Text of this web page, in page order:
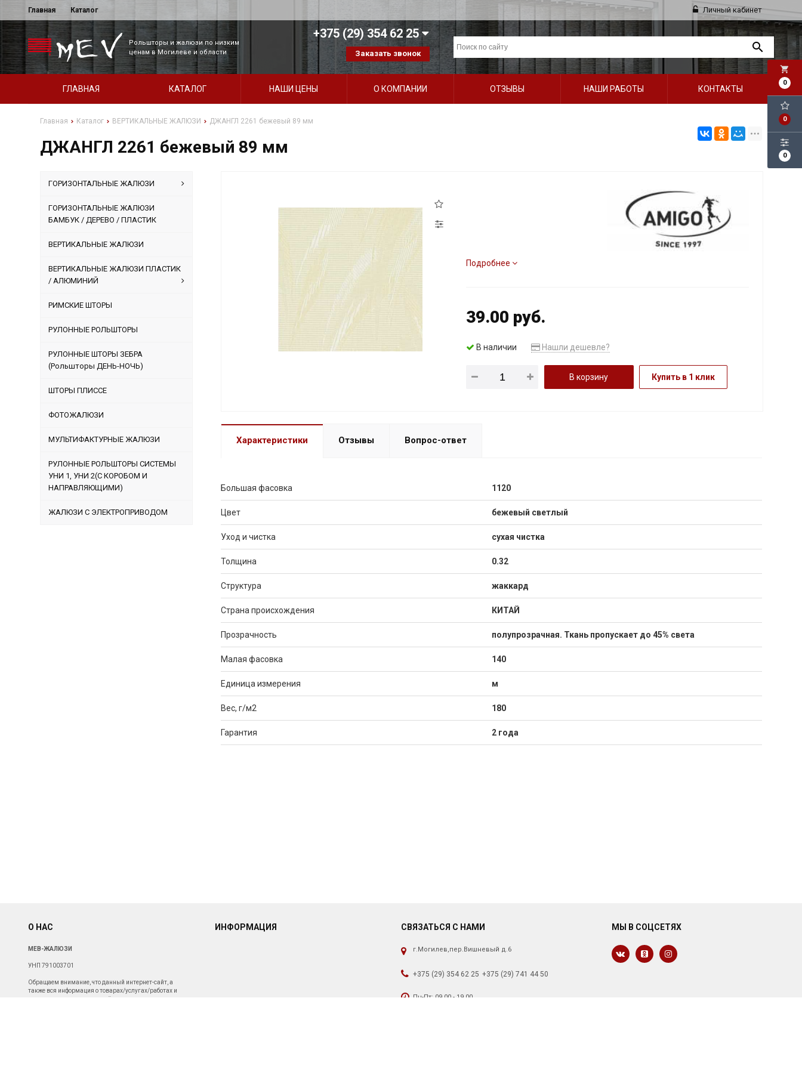
Главная Каталог Личный кабинет
Рольшторы и жалюзи по низким
ценам в Могилеве и области
+375 (29) 354 62 25
Заказать звонок
ГЛАВНАЯ КАТАЛОГ НАШИ ЦЕНЫ О КОМПАНИИ ОТЗЫВЫ НАШИ РАБОТЫ КОНТАКТЫ
Главная Каталог ВЕРТИКАЛЬНЫЕ ЖАЛЮЗИ ДЖАНГЛ 2261 бежевый 89 мм
ДЖАНГЛ 2261 бежевый 89 мм
local_grocery_store
0
0
0
ГОРИЗОНТАЛЬНЫЕ ЖАЛЮЗИ
ГОРИЗОНТАЛЬНЫЕ ЖАЛЮЗИ
БАМБУК / ДЕРЕВО / ПЛАСТИК
ВЕРТИКАЛЬНЫЕ ЖАЛЮЗИ
ВЕРТИКАЛЬНЫЕ ЖАЛЮЗИ ПЛАСТИК
/ АЛЮМИНИЙ
РИМСКИЕ ШТОРЫ
РУЛОННЫЕ РОЛЬШТОРЫ
РУЛОННЫЕ ШТОРЫ ЗЕБРА
(Рольшторы ДЕНЬ-НОЧЬ)
ШТОРЫ ПЛИССЕ
ФОТОЖАЛЮЗИ
МУЛЬТИФАКТУРНЫЕ ЖАЛЮЗИ
РУЛОННЫЕ РОЛЬШТОРЫ СИСТЕМЫ
УНИ 1, УНИ 2(С КОРОБОМ И
НАПРАВЛЯЮЩИМИ)
ЖАЛЮЗИ С ЭЛЕКТРОПРИВОДОМ
Подробнее
39.00 руб.
В наличии Нашли дешевле?
В корзину Купить в 1 клик
Характеристики Отзывы Вопрос-ответ
Большая фасовка 1120
Цвет бежевый светлый
Уход и чистка сухая чистка
Толщина 0.32
Структура жаккард
Страна происхождения КИТАЙ
Прозрачность полупрозрачная. Ткань пропускает до 45% света
Малая фасовка 140
Единица измерения м
Вес, г/м2 180
Гарантия 2 года
О НАС
МЕВ-ЖАЛЮЗИ
УНП 791003701
Обращаем внимание, что данный интернет-сайт, а
также вся информация о товарах/услугах/работах и
ценах, представленная на нём, носит исключительно
ИНФОРМАЦИЯ СВЯЗАТЬСЯ С НАМИ
г.Могилев,пер.Вишневый д.6
+375 (29) 354 62 25 +375 (29) 741 44 50
Пн-Пт: 09.00 - 19.00
МЫ В СОЦСЕТЯХ